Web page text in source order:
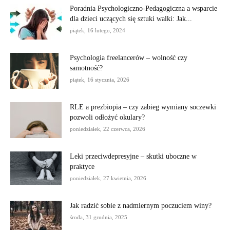
Poradnia Psychologiczno-Pedagogiczna a wsparcie
dla dzieci uczących się sztuki walki: Jak...
piątek, 16 lutego, 2024
Psychologia freelancerów – wolność czy
samotność?
piątek, 16 stycznia, 2026
RLE a prezbiopia – czy zabieg wymiany soczewki
pozwoli odłożyć okulary?
poniedziałek, 22 czerwca, 2026
Leki przeciwdepresyjne – skutki uboczne w
praktyce
poniedziałek, 27 kwietnia, 2026
Jak radzić sobie z nadmiernym poczuciem winy?
środa, 31 grudnia, 2025